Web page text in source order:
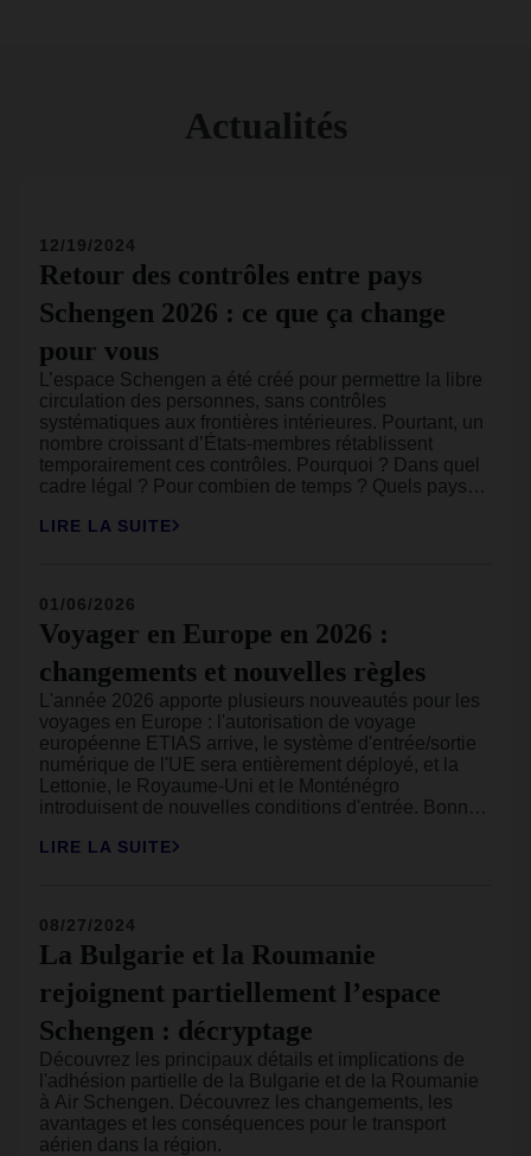
Actualités
Retour des contrôles entre pays
Schengen 2026 : ce que ça change
pour vous
L’espace Schengen a été créé pour permettre la libre
circulation des personnes, sans contrôles
systématiques aux frontières intérieures. Pourtant, un
nombre croissant d’États-membres rétablissent
temporairement ces contrôles. Pourquoi ? Dans quel
cadre légal ? Pour combien de temps ? Quels pays
ce qu’il faut savoir et ce que cela change
LIRE LA SUITE
12/19/2024
Voyager en Europe en 2026 :
changements et nouvelles règles
L'année 2026 apporte plusieurs nouveautés pour les
voyages en Europe : l'autorisation de voyage
européenne ETIAS arrive, le système d'entrée/sortie
numérique de l'UE sera entièrement déployé, et la
Lettonie, le Royaume-Uni et le Monténégro
introduisent de nouvelles conditions d'entrée. Bonne
voyages à forfait. Mauvaise nouvelle : de nombreuses
LIRE LA SUITE
01/06/2026
La Bulgarie et la Roumanie
rejoignent partiellement l’espace
Schengen : décryptage
Découvrez les principaux détails et implications de
l'adhésion partielle de la Bulgarie et de la Roumanie
à Air Schengen. Découvrez les changements, les
avantages et les conséquences pour le transport
aérien dans la région.
08/27/2024